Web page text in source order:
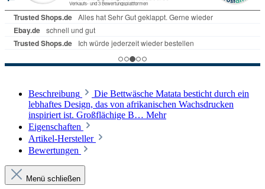
Beschreibung
Die Bettwäsche Matata besticht durch ein
lebhaftes Design, das von afrikanischen Wachsdrucken
inspiriert ist. Großflächige B… Mehr
Eigenschaften
Artikel-Hersteller
Bewertungen
Menü schließen